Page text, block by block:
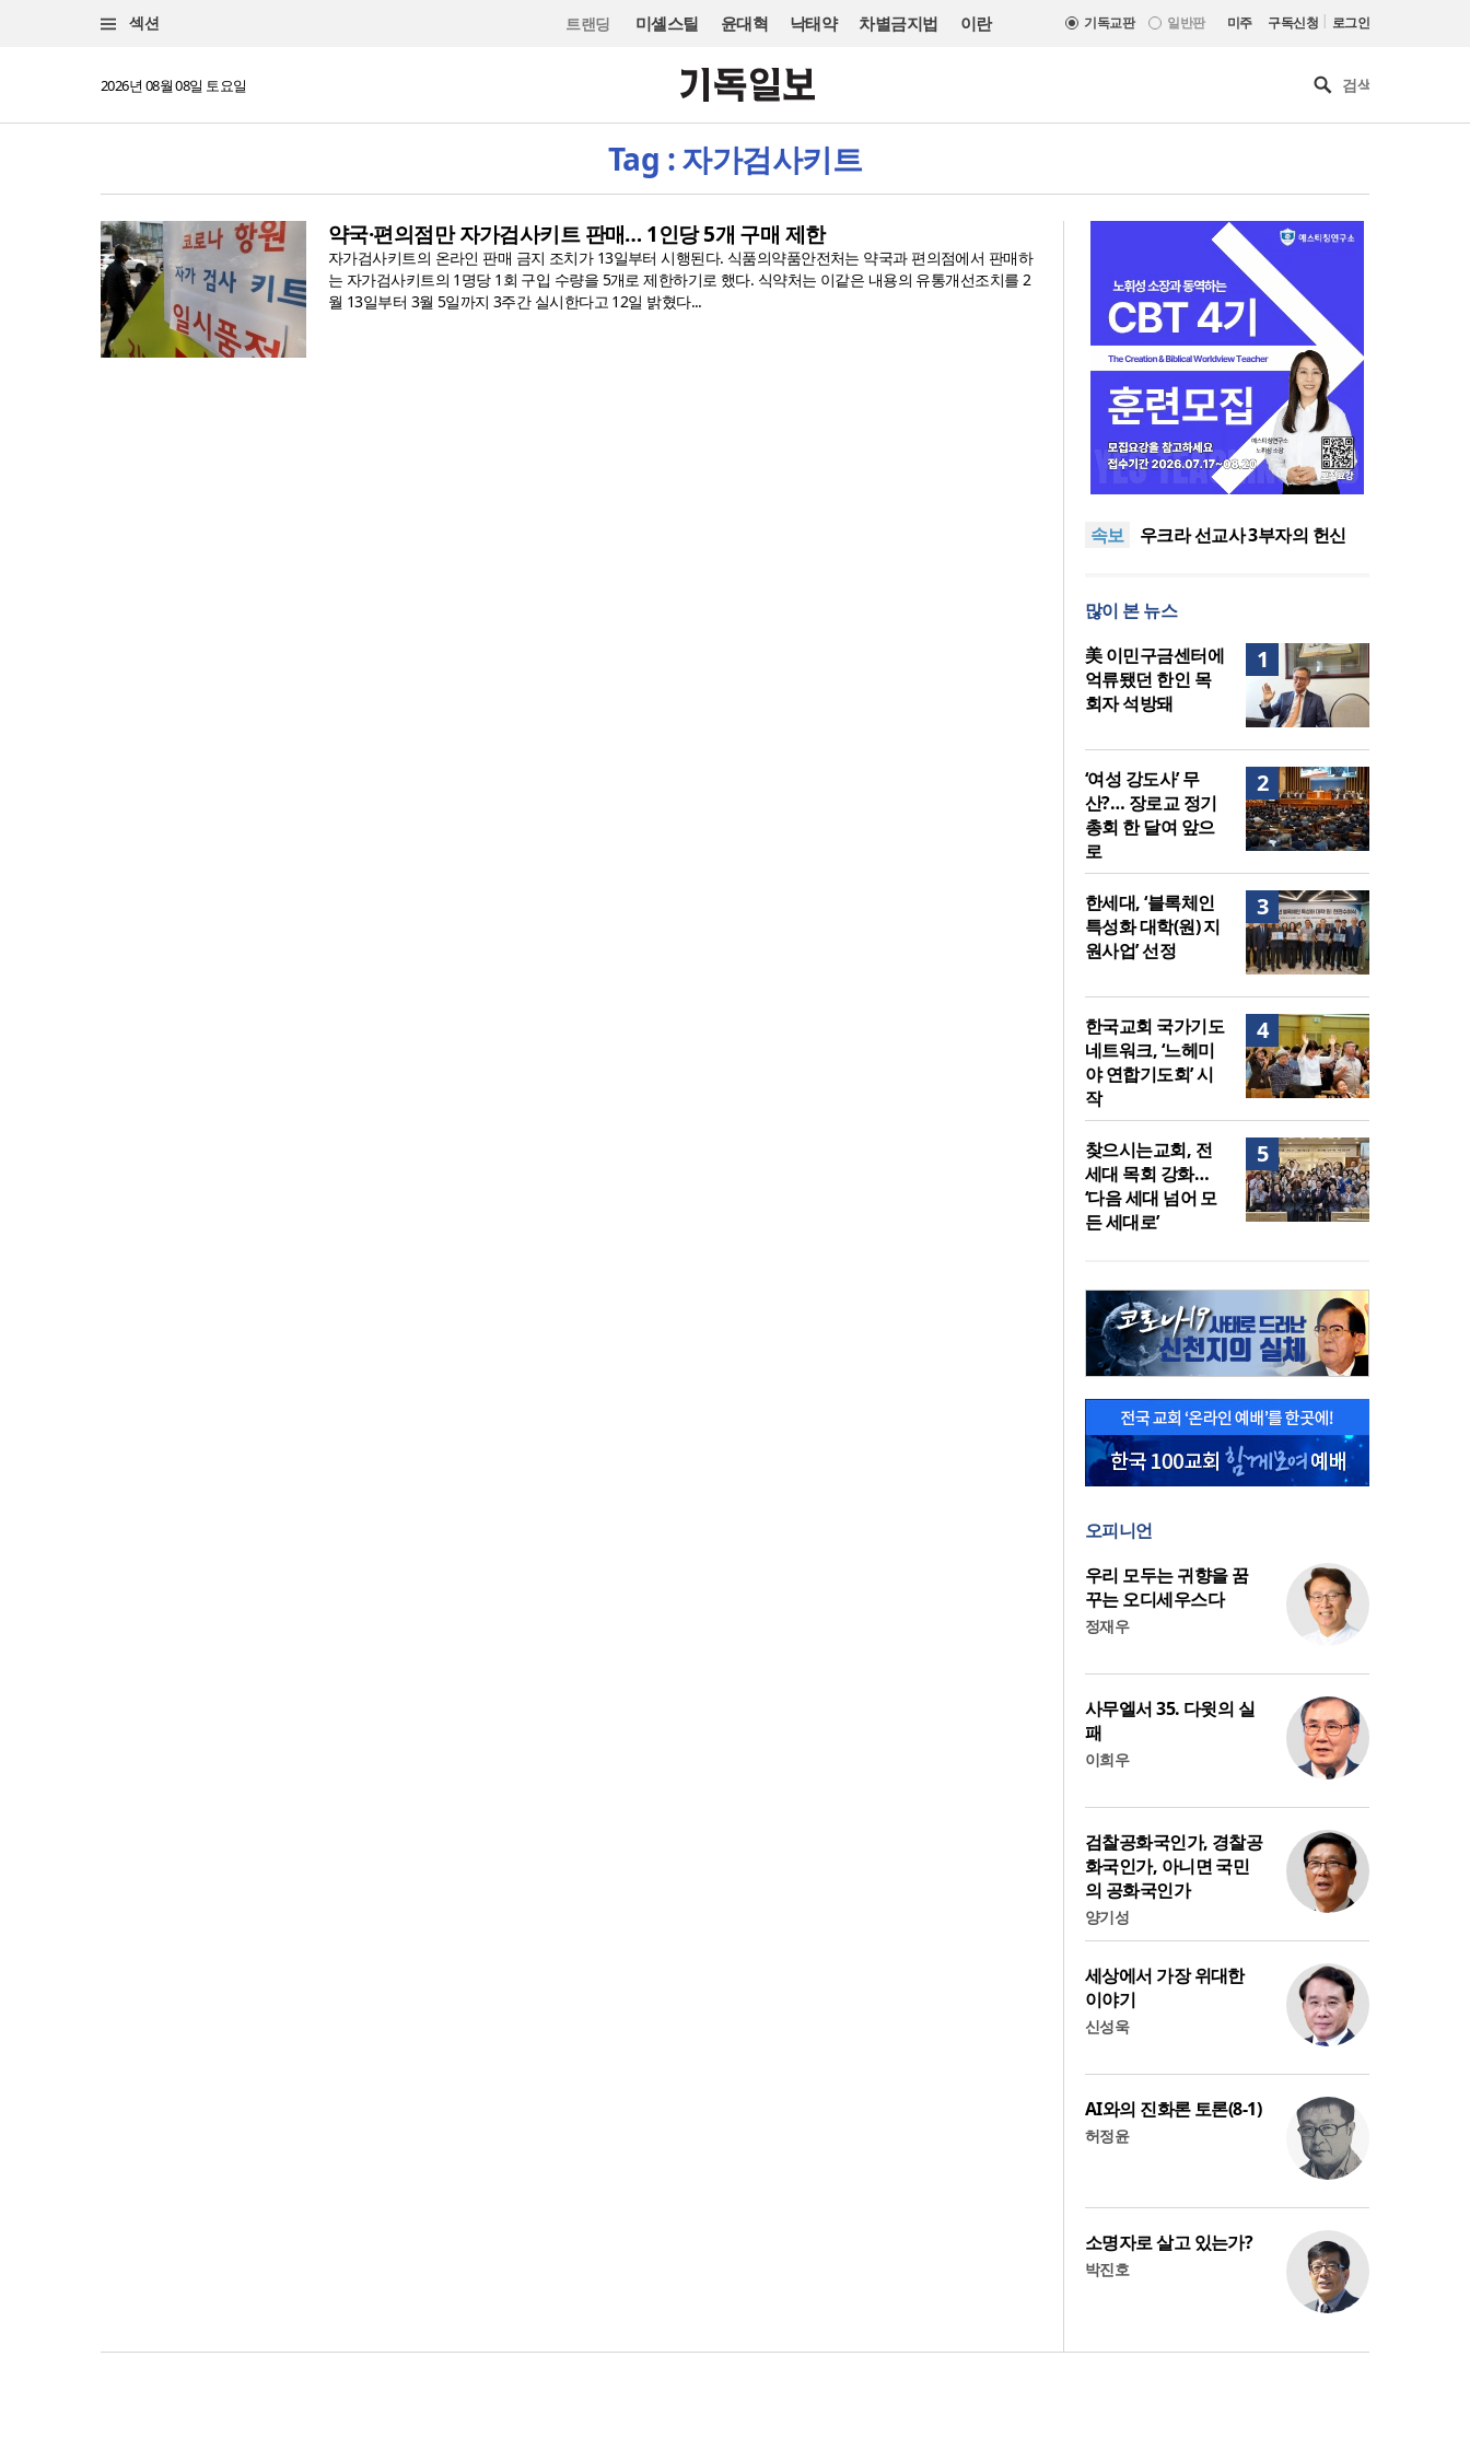
섹션 트랜딩 미셸스틸 윤대혁 낙태약 차별금지법 이란 기독교판 일반판 미주 구독신청 | 로그인
2026년 08월 08일 토요일
Tag : 자가검사키트
약국·편의점만 자가검사키트 판매… 1인당 5개 구매 제한
자가검사키트의 온라인 판매 금지 조치가 13일부터 시행된다. 식품의약품안전처는 약국과 편의점에서 판매하
는 자가검사키트의 1명당 1회 구입 수량을 5개로 제한하기로 했다. 식약처는 이같은 내용의 유통개선조치를 2
월 13일부터 3월 5일까지 3주간 실시한다고 12일 밝혔다...
속보
[최원호 목사의 영혼의 양식 63]
까?
한인 목회자 석방돼
우크라 선교사 3부자의 헌신
지법 시행… 기독교계 강력 반
[최원호 목사의 영혼의 양식 63]
말씀은 같은데 왜 열매는 다를
까?
美 이민구금센터에 억류됐던
한인 목회자 석방돼
많이 본 뉴스
1
美 이민구금센터에
억류됐던 한인 목
회자 석방돼
2
‘여성 강도사’ 무
산?… 장로교 정기
총회 한 달여 앞으
로
3
한세대, ‘블록체인
특성화 대학(원) 지
원사업’ 선정
4
한국교회 국가기도
네트워크, ‘느헤미
야 연합기도회’ 시
작
5
찾으시는교회, 전
세대 목회 강화…
‘다음 세대 넘어 모
든 세대로’
오피니언
우리 모두는 귀향을 꿈
꾸는 오디세우스다
정재우
사무엘서 35. 다윗의 실
패
이희우
검찰공화국인가, 경찰공
화국인가, 아니면 국민
의 공화국인가
양기성
세상에서 가장 위대한
이야기
신성욱
AI와의 진화론 토론(8-1)
허정윤
소명자로 살고 있는가?
박진호